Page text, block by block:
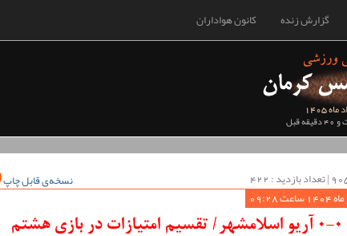
کانون هواداران گزارش زنده
نسخه‌ی قابل چاپ